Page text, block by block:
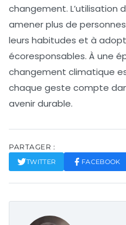
changement. L’utilisation
amener plus de
leurs habitudes et à
écoresponsables. À une
changement climatique
chaque geste compte
avenir durable.
PARTAGER :
TWITTER FACEBOOK